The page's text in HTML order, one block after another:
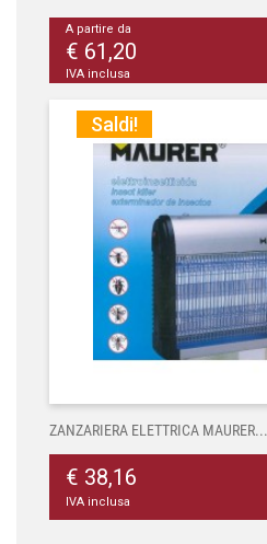
A partire da
€ 61,20
IVA inclusa
Saldi!
ZANZARIERA ELETTRICA MAURER...
€ 38,16
IVA inclusa